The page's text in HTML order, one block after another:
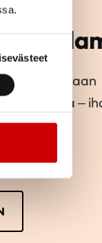
lähde mukaan
toimintaa –